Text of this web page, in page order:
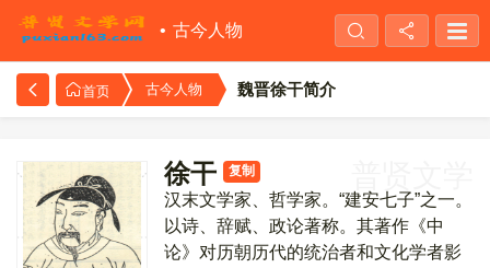
古今人物
首页 古今人物 魏晋徐干简介
徐干 复制
汉末文学家、哲学家。“建安七子”之一。
以诗、辞赋、政论著称。其著作《中
论》对历朝历代的统治者和文化学者影